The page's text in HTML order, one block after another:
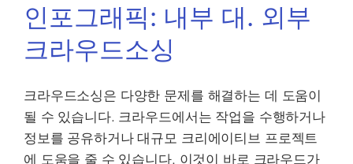
인포그래픽: 내부 대. 외부
크라우드소싱
크라우드소싱은 다양한 문제를 해결하는 데 도움이
될 수 있습니다. 크라우드에서는 작업을 수행하거나
정보를 공유하거나 대규모 크리에이티브 프로젝트
에 도움을 줄 수 있습니다. 이것이 바로 크라우드가